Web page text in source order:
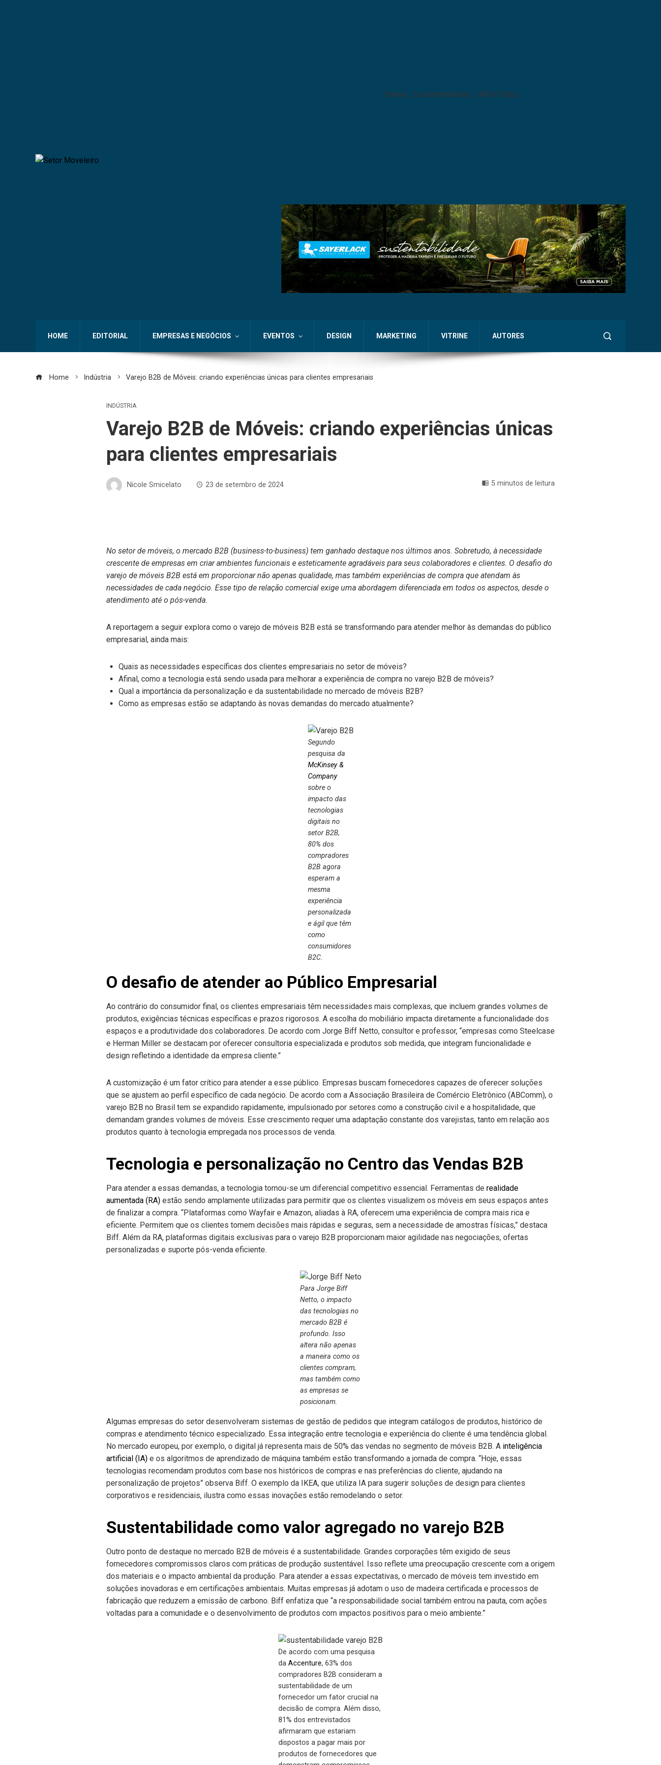
VS_Banner_1400x360_Setor_Moveleiro_FGV_MAR16
Banner_Sustentabilidade_1400x360px_
HOME EDITORIAL EMPRESAS E NEGÓCIOS EVENTOS DESIGN MARKETING VITRINE AUTORES
Home Indústria Varejo B2B de Móveis: criando experiências únicas para clientes empresariais
INDÚSTRIA
Varejo B2B de Móveis: criando experiências únicas
para clientes empresariais
Nicole Smicelato 23 de setembro de 2024 5 minutos de leitura
No setor de móveis, o mercado B2B (business-to-business) tem ganhado destaque nos últimos anos. Sobretudo, à necessidade
crescente de empresas em criar ambientes funcionais e esteticamente agradáveis para seus colaboradores e clientes. O desafio do
varejo de móveis B2B está em proporcionar não apenas qualidade, mas também experiências de compra que atendam às
necessidades de cada negócio. Esse tipo de relação comercial exige uma abordagem diferenciada em todos os aspectos, desde o
atendimento até o pós-venda.
A reportagem a seguir explora como o varejo de móveis B2B está se transformando para atender melhor às demandas do público
empresarial, ainda mais:
Quais as necessidades específicas dos clientes empresariais no setor de móveis?
Afinal, como a tecnologia está sendo usada para melhorar a experiência de compra no varejo B2B de móveis?
Qual a importância da personalização e da sustentabilidade no mercado de móveis B2B?
Como as empresas estão se adaptando às novas demandas do mercado atualmente?
Segundo
pesquisa da
McKinsey &
Company
sobre o
impacto das
tecnologias
digitais no
setor B2B,
80% dos
compradores
B2B agora
esperam a
mesma
experiência
personalizada
e ágil que têm
como
consumidores
B2C.
O desafio de atender ao Público Empresarial
Ao contrário do consumidor final, os clientes empresariais têm necessidades mais complexas, que incluem grandes volumes de
produtos, exigências técnicas específicas e prazos rigorosos. A escolha do mobiliário impacta diretamente a funcionalidade dos
espaços e a produtividade dos colaboradores. De acordo com Jorge Biff Netto, consultor e professor, “empresas como Steelcase
e Herman Miller se destacam por oferecer consultoria especializada e produtos sob medida, que integram funcionalidade e
design refletindo a identidade da empresa cliente.”
A customização é um fator crítico para atender a esse público. Empresas buscam fornecedores capazes de oferecer soluções
que se ajustem ao perfil específico de cada negócio. De acordo com a Associação Brasileira de Comércio Eletrônico (ABComm), o
varejo B2B no Brasil tem se expandido rapidamente, impulsionado por setores como a construção civil e a hospitalidade, que
demandam grandes volumes de móveis. Esse crescimento requer uma adaptação constante dos varejistas, tanto em relação aos
produtos quanto à tecnologia empregada nos processos de venda.
Tecnologia e personalização no Centro das Vendas B2B
Para atender a essas demandas, a tecnologia tornou-se um diferencial competitivo essencial. Ferramentas de realidade
aumentada (RA) estão sendo amplamente utilizadas para permitir que os clientes visualizem os móveis em seus espaços antes
de finalizar a compra. “Plataformas como Wayfair e Amazon, aliadas à RA, oferecem uma experiência de compra mais rica e
eficiente. Permitem que os clientes tomem decisões mais rápidas e seguras, sem a necessidade de amostras físicas,” destaca
Biff. Além da RA, plataformas digitais exclusivas para o varejo B2B proporcionam maior agilidade nas negociações, ofertas
personalizadas e suporte pós-venda eficiente.
Para Jorge Biff
Netto, o impacto
das tecnologias no
mercado B2B é
profundo. Isso
altera não apenas
a maneira como os
clientes compram,
mas também como
as empresas se
posicionam.
Algumas empresas do setor desenvolveram sistemas de gestão de pedidos que integram catálogos de produtos, histórico de
compras e atendimento técnico especializado. Essa integração entre tecnologia e experiência do cliente é uma tendência global.
No mercado europeu, por exemplo, o digital já representa mais de 50% das vendas no segmento de móveis B2B. A inteligência
artificial (IA) e os algoritmos de aprendizado de máquina também estão transformando a jornada de compra. “Hoje, essas
tecnologias recomendam produtos com base nos históricos de compras e nas preferências do cliente, ajudando na
personalização de projetos” observa Biff. O exemplo da IKEA, que utiliza IA para sugerir soluções de design para clientes
corporativos e residenciais, ilustra como essas inovações estão remodelando o setor.
Sustentabilidade como valor agregado no varejo B2B
Outro ponto de destaque no mercado B2B de móveis é a sustentabilidade. Grandes corporações têm exigido de seus
fornecedores compromissos claros com práticas de produção sustentável. Isso reflete uma preocupação crescente com a origem
dos materiais e o impacto ambiental da produção. Para atender a essas expectativas, o mercado de móveis tem investido em
soluções inovadoras e em certificações ambientais. Muitas empresas já adotam o uso de madeira certificada e processos de
fabricação que reduzem a emissão de carbono. Biff enfatiza que “a responsabilidade social também entrou na pauta, com ações
voltadas para a comunidade e o desenvolvimento de produtos com impactos positivos para o meio ambiente.”
De acordo com uma pesquisa
da Accenture, 63% dos
compradores B2B consideram a
sustentabilidade de um
fornecedor um fator crucial na
decisão de compra. Além disso,
81% dos entrevistados
afirmaram que estariam
dispostos a pagar mais por
produtos de fornecedores que